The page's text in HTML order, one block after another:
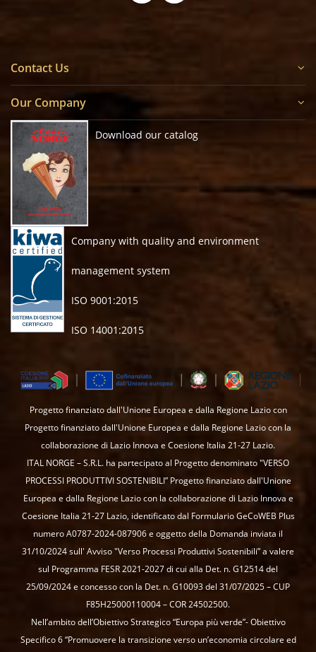
Contact Us
Our Company
Download our catalog
Company with quality and environment
management system
ISO 9001:2015
ISO 14001:2015
Progetto finanziato dall'Unione Europea e dalla Regione Lazio con
Progetto finanziato dall'Unione Europea e dalla Regione Lazio con la
collaborazione di Lazio Innova e Coesione Italia 21-27 Lazio.
ITAL NORGE – S.R.L. ha partecipato al Progetto denominato "VERSO
PROCESSI PRODUTTIVI SOSTENIBILI” Progetto finanziato dall'Unione
Europea e dalla Regione Lazio con la collaborazione di Lazio Innova e
Coesione Italia 21-27 Lazio, identificato dal Formulario GeCoWEB Plus
numero A0787-2024-087906 e oggetto della Domanda inviata il
31/10/2024 sull' Avviso "Verso Processi Produttivi Sostenibili” a valere
sul Programma FESR 2021-2027 di cui alla Det. n. G12514 del
25/09/2024 e concesso con la Det. n. G10093 del 31/07/2025 – CUP
F85H25000110004 – COR 24502500.
Nell’ambito dell’Obiettivo Strategico “Europa più verde”- Obiettivo
Specifico 6 “Promuovere la transizione verso un’economia circolare ed